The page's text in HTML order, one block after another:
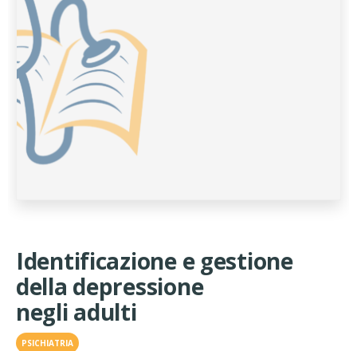
Identificazione e gestione
della depressione
negli adulti
PSICHIATRIA